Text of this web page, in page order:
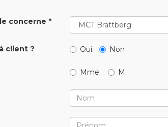
concerne *
client ? Oui Non
Mme. M.